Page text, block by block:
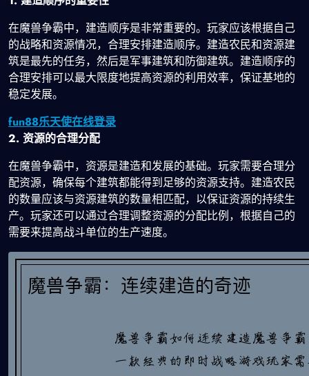
在魔兽争霸中，建造顺序是非常重要的。玩家应该根据自己
的战略和资源情况，合理安排建造顺序。建造农民和资源建
筑是最先的任务，然后是军事建筑和防御建筑。建造顺序的
合理安排可以最大限度地提高资源的利用效率，保证基地的
稳定发展。
fun88乐天使在线登录
2. 资源的合理分配
在魔兽争霸中，资源是建造和发展的基础。玩家需要合理分
配资源，确保每个建筑都能得到足够的资源支持。建造农民
的数量应该与资源建筑的数量相匹配，以保证资源的持续生
产。玩家还可以通过合理调整资源的分配比例，根据自己的
需要来提高战斗单位的生产速度。